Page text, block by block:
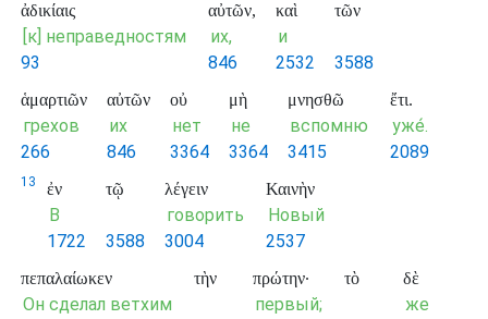
ἀδικίαις
[к] неправедностям
93
αὐτῶν,
их,
846
καὶ
и
2532
τῶν
3588
ἁμαρτιῶν
грехов
266
αὐτῶν
их
846
οὐ
нет
3364
μὴ
не
3364
μνησθῶ
вспомню
3415
ἔτι.
уже́.
2089
13 ἐν
В
1722
τῷ
3588
λέγειν
говорить
3004
Καινὴν
Новый
2537
πεπαλαίωκεν
Он сделал ветхим
τὴν πρώτην·
первый;
τὸ δὲ
же